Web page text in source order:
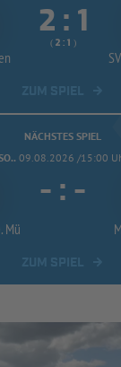
 : 
(  :  )
NÄCHSTES SPIEL
09.08.2026 /15:00
Mü
- : -